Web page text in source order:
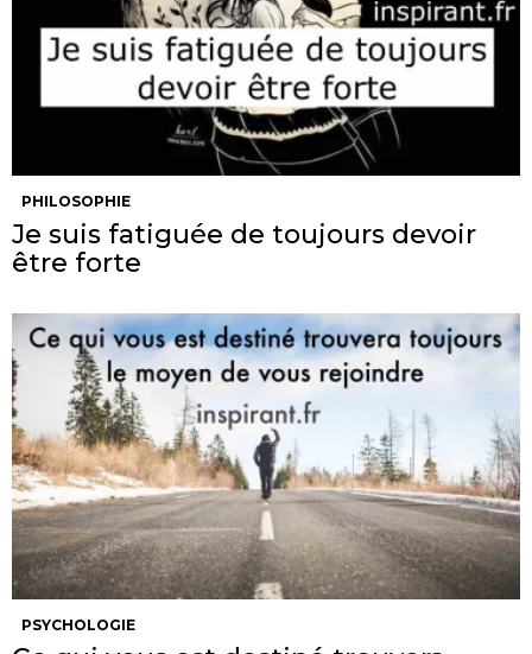
PHILOSOPHIE
Je suis fatiguée de toujours devoir
être forte
PSYCHOLOGIE